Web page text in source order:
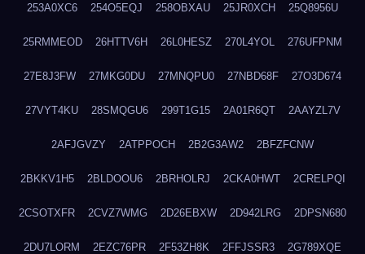
253A0XC6 254O5EQJ 258OBXAU 25JR0XCH 25Q8956U
25RMMEOD 26HTTV6H 26L0HESZ 270L4YOL 276UFPNM
27E8J3FW 27MKG0DU 27MNQPU0 27NBD68F 27O3D674
27VYT4KU 28SMQGU6 299T1G15 2A01R6QT 2AAYZL7V
2AFJGVZY 2ATPPOCH 2B2G3AW2 2BFZFCNW
2BKKV1H5 2BLDOOU6 2BRHOLRJ 2CKA0HWT 2CRELPQI
2CSOTXFR 2CVZ7WMG 2D26EBXW 2D942LRG 2DPSN680
2DU7LORM 2EZC76PR 2F53ZH8K 2FFJSSR3 2G789XQE